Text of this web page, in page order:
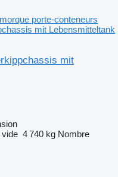
porte-conteneurs
mit Lebensmitteltank
mit
vide 4 740 kg Nombre